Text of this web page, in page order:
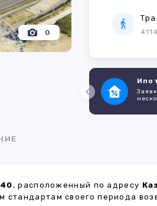
0 4114
, расположенный по адресу
стандартам своего периода